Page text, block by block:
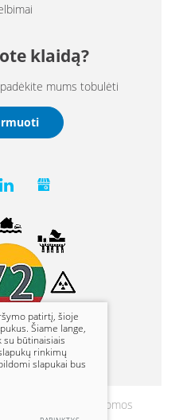
klaidą?
mums tobulėti
Visos teisės saugomos
patirtį, šioje
Šiame lange,
su būtinaisiais
rinkimų
slapukai bus